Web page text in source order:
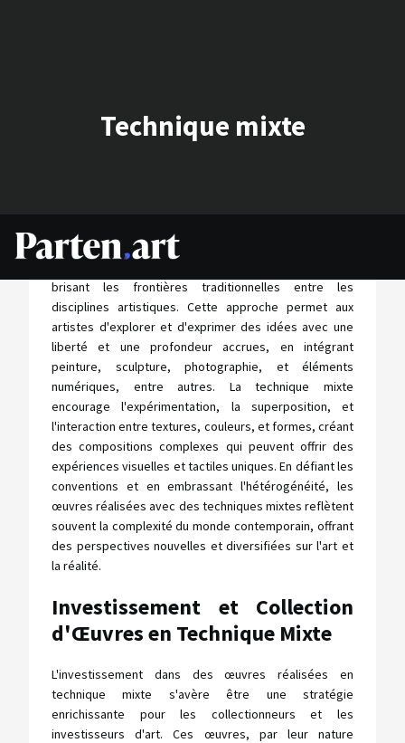
Technique mixte
La technique mixte en art désigne l'utilisation combinée
brisant les frontières traditionnelles entre les
disciplines artistiques. Cette approche permet aux
artistes d'explorer et d'exprimer des idées avec une
liberté et une profondeur accrues, en intégrant
peinture, sculpture, photographie, et éléments
numériques, entre autres. La technique mixte
encourage l'expérimentation, la superposition, et
l'interaction entre textures, couleurs, et formes, créant
des compositions complexes qui peuvent offrir des
expériences visuelles et tactiles uniques. En défiant les
conventions et en embrassant l'hétérogénéité, les
œuvres réalisées avec des techniques mixtes reflètent
souvent la complexité du monde contemporain, offrant
des perspectives nouvelles et diversifiées sur l'art et
la réalité.
Investissement et Collection
d'Œuvres en Technique Mixte
L'investissement dans des œuvres réalisées en
technique mixte s'avère être une stratégie
enrichissante pour les collectionneurs et les
investisseurs d'art. Ces œuvres, par leur nature